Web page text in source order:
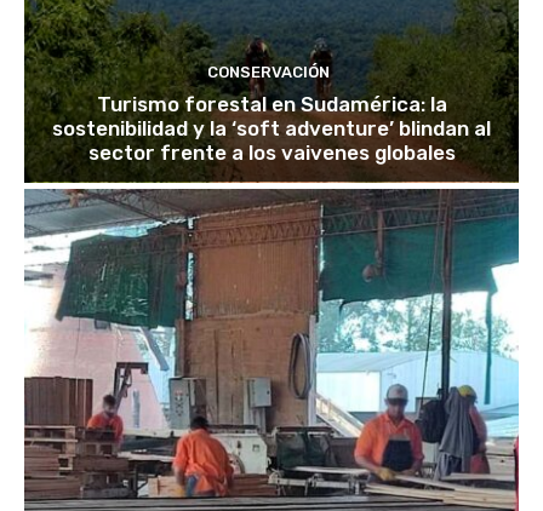
CONSERVACIÓN
Turismo forestal en Sudamérica: la
sostenibilidad y la ‘soft adventure’ blindan al
sector frente a los vaivenes globales